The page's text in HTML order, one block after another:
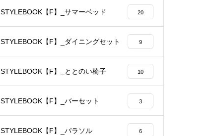
STYLEBOOK【F】_サマーベッド 20
STYLEBOOK【F】_ダイニングセット 9
STYLEBOOK【F】_ととのい椅子 10
STYLEBOOK【F】_バーセット 3
STYLEBOOK【F】_パラソル 6